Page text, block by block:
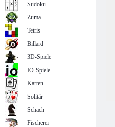
Sudoku
Zuma
Tetris
Billard
3D-Spiele
IO-Spiele
Karten
Solitär
Schach
Fischerei